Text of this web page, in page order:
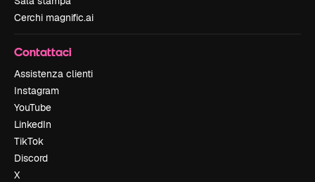
Cerchi magnific.ai
Contattaci
Assistenza clienti
Instagram
YouTube
LinkedIn
TikTok
Discord
X